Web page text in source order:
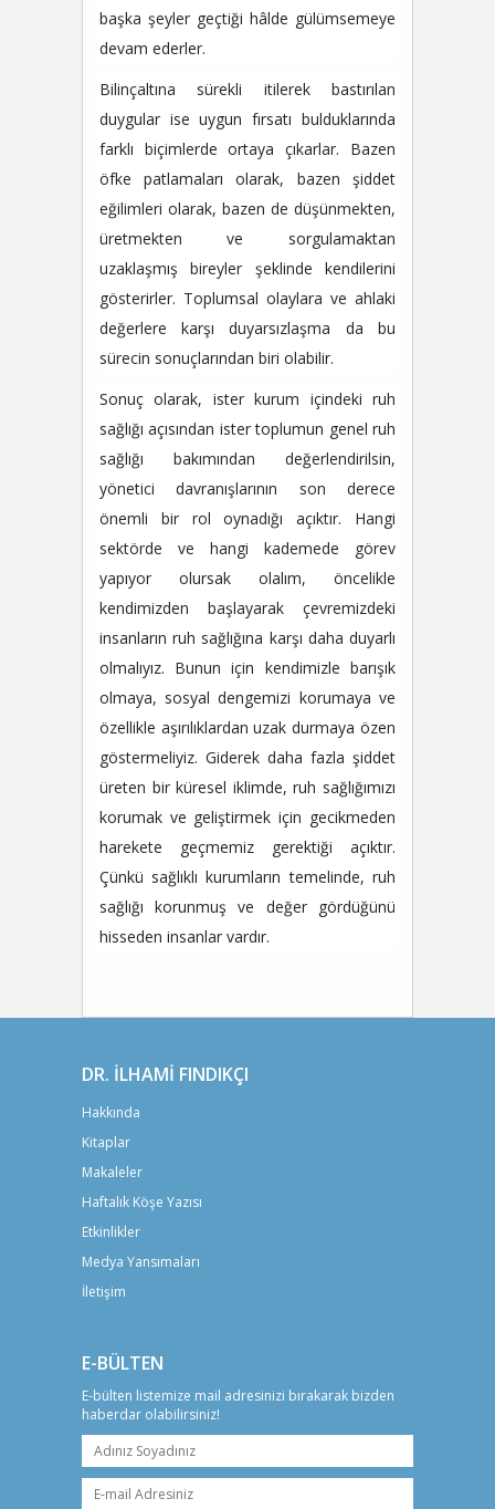
başka şeyler geçtiği hâlde gülümsemeye
devam ederler.
Bilinçaltına sürekli itilerek bastırılan
duygular ise uygun fırsatı bulduklarında
farklı biçimlerde ortaya çıkarlar. Bazen
öfke patlamaları olarak, bazen şiddet
eğilimleri olarak, bazen de düşünmekten,
üretmekten ve sorgulamaktan
uzaklaşmış bireyler şeklinde kendilerini
gösterirler. Toplumsal olaylara ve ahlaki
değerlere karşı duyarsızlaşma da bu
sürecin sonuçlarından biri olabilir.
Sonuç olarak, ister kurum içindeki ruh
sağlığı açısından ister toplumun genel ruh
sağlığı bakımından değerlendirilsin,
yönetici davranışlarının son derece
önemli bir rol oynadığı açıktır. Hangi
sektörde ve hangi kademede görev
yapıyor olursak olalım, öncelikle
kendimizden başlayarak çevremizdeki
insanların ruh sağlığına karşı daha duyarlı
olmalıyız. Bunun için kendimizle barışık
olmaya, sosyal dengemizi korumaya ve
özellikle aşırılıklardan uzak durmaya özen
göstermeliyiz. Giderek daha fazla şiddet
üreten bir küresel iklimde, ruh sağlığımızı
korumak ve geliştirmek için gecikmeden
harekete geçmemiz gerektiği açıktır.
Çünkü sağlıklı kurumların temelinde, ruh
sağlığı korunmuş ve değer gördüğünü
hisseden insanlar vardır.
DR. İLHAMİ FINDIKÇI
Hakkında
Kitaplar
Makaleler
Haftalık Köşe Yazısı
Etkinlikler
Medya Yansımaları
İletişim
E-BÜLTEN
E-bülten listemize mail adresinizi bırakarak bizden
haberdar olabilirsiniz!